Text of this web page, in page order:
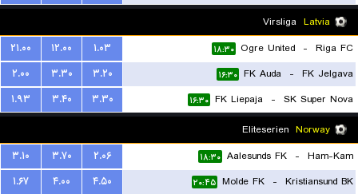
Latvia
Riga FC
-
Ogre United ۱۸:۳۰ ۱.۰۳ ۱۲.۰۰
۲۱.۰۰
FK Jelgava
-
FK Auda ۱۶:۳۰ ۳.۲۰ ۳.۳۰
۲.۰۰
SK Super Nova
-
FK Liepaja ۱۶:۳۰ ۳.۳۰ ۳.۴۰
۱.۹۳
Norway
Ham-Kam
-
Aalesunds FK ۱۸:۳۰ ۲.۰۶ ۳.۷۰
۳.۱۰
Kristiansund BK
-
Molde FK ۲۰:۴۵ ۴.۵۰ ۴.۰۰ ۱.۶۷